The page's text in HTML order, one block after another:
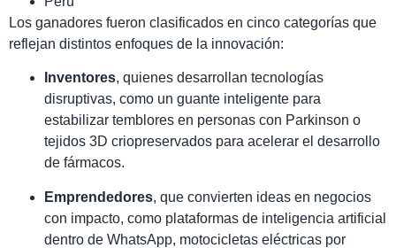
Los ganadores fueron clasificados en cinco categorías que
reflejan distintos enfoques de la innovación:
Inventores, quienes desarrollan tecnologías
disruptivas, como un guante inteligente para
estabilizar temblores en personas con Parkinson o
tejidos 3D criopreservados para acelerar el desarrollo
de fármacos.
Emprendedores, que convierten ideas en negocios
con impacto, como plataformas de inteligencia artificial
dentro de WhatsApp, motocicletas eléctricas por